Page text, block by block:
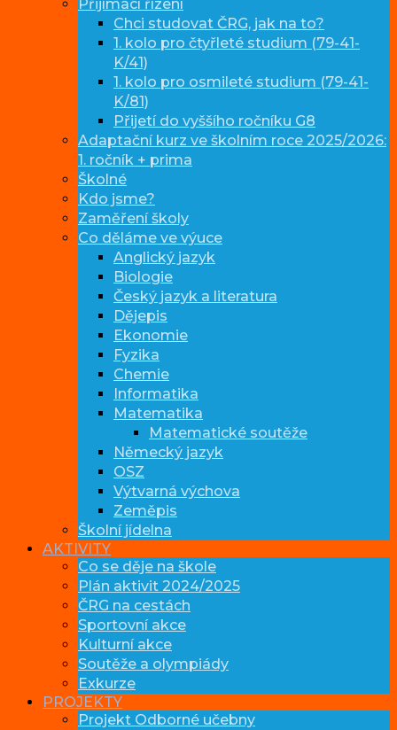
Přijímací řízení
Chci studovat ČRG, jak na to?
1. kolo pro čtyřleté studium (79-41-
K/41)
1. kolo pro osmileté studium (79-41-
K/81)
Přijetí do vyššího ročníku G8
Adaptační kurz ve školním roce 2025/2026:
1. ročník + prima
Školné
Kdo jsme?
Zaměření školy
Co děláme ve výuce
Anglický jazyk
Biologie
Český jazyk a literatura
Dějepis
Ekonomie
Fyzika
Chemie
Informatika
Matematika
Matematické soutěže
Německý jazyk
OSZ
Výtvarná výchova
Zeměpis
Školní jídelna
AKTIVITY
Co se děje na škole
Plán aktivit 2024/2025
ČRG na cestách
Sportovní akce
Kulturní akce
Soutěže a olympiády
Exkurze
PROJEKTY
Projekt Odborné učebny